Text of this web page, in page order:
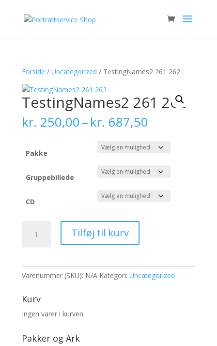
Forside / Uncategorized / TestingNames2 261 262
TestingNames2 261 262
kr. 250,00–kr. 687,50Prisinterval:
til
kr. 687,50
Pakke
Gruppebillede
CD
Tilføj til kurv
Varenummer (SKU): N/A Kategori: Uncategorized
Kurv
Ingen varer i kurven.
Pakker og Ark